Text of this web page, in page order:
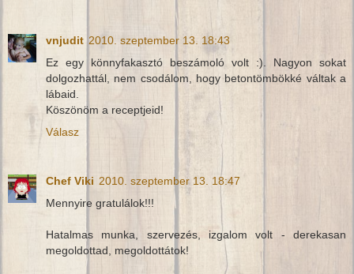
vnjudit 2010. szeptember 13. 18:43
Ez egy könnyfakasztó beszámoló volt :). Nagyon sokat
dolgozhattál, nem csodálom, hogy betontömbökké váltak a
lábaid.
Köszönöm a receptjeid!
Válasz
Chef Viki 2010. szeptember 13. 18:47
Mennyire gratulálok!!!
Hatalmas munka, szervezés, izgalom volt - derekasan
megoldottad, megoldottátok!